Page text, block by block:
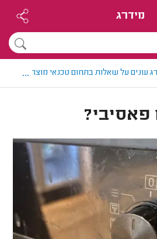
מידרג
עונים על שאלות בתחום טכנאי מוצרי חשמל
...
פאסיבי?